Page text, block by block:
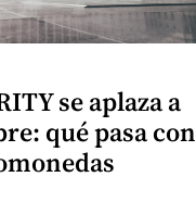
se aplaza a
qué pasa con